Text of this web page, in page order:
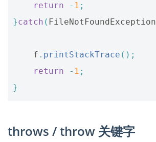
return
- 1 ;
}catch ( FileNotFoundException
f . printStackTrace ();
return
- 1 ;
}
throws / throw 关键字